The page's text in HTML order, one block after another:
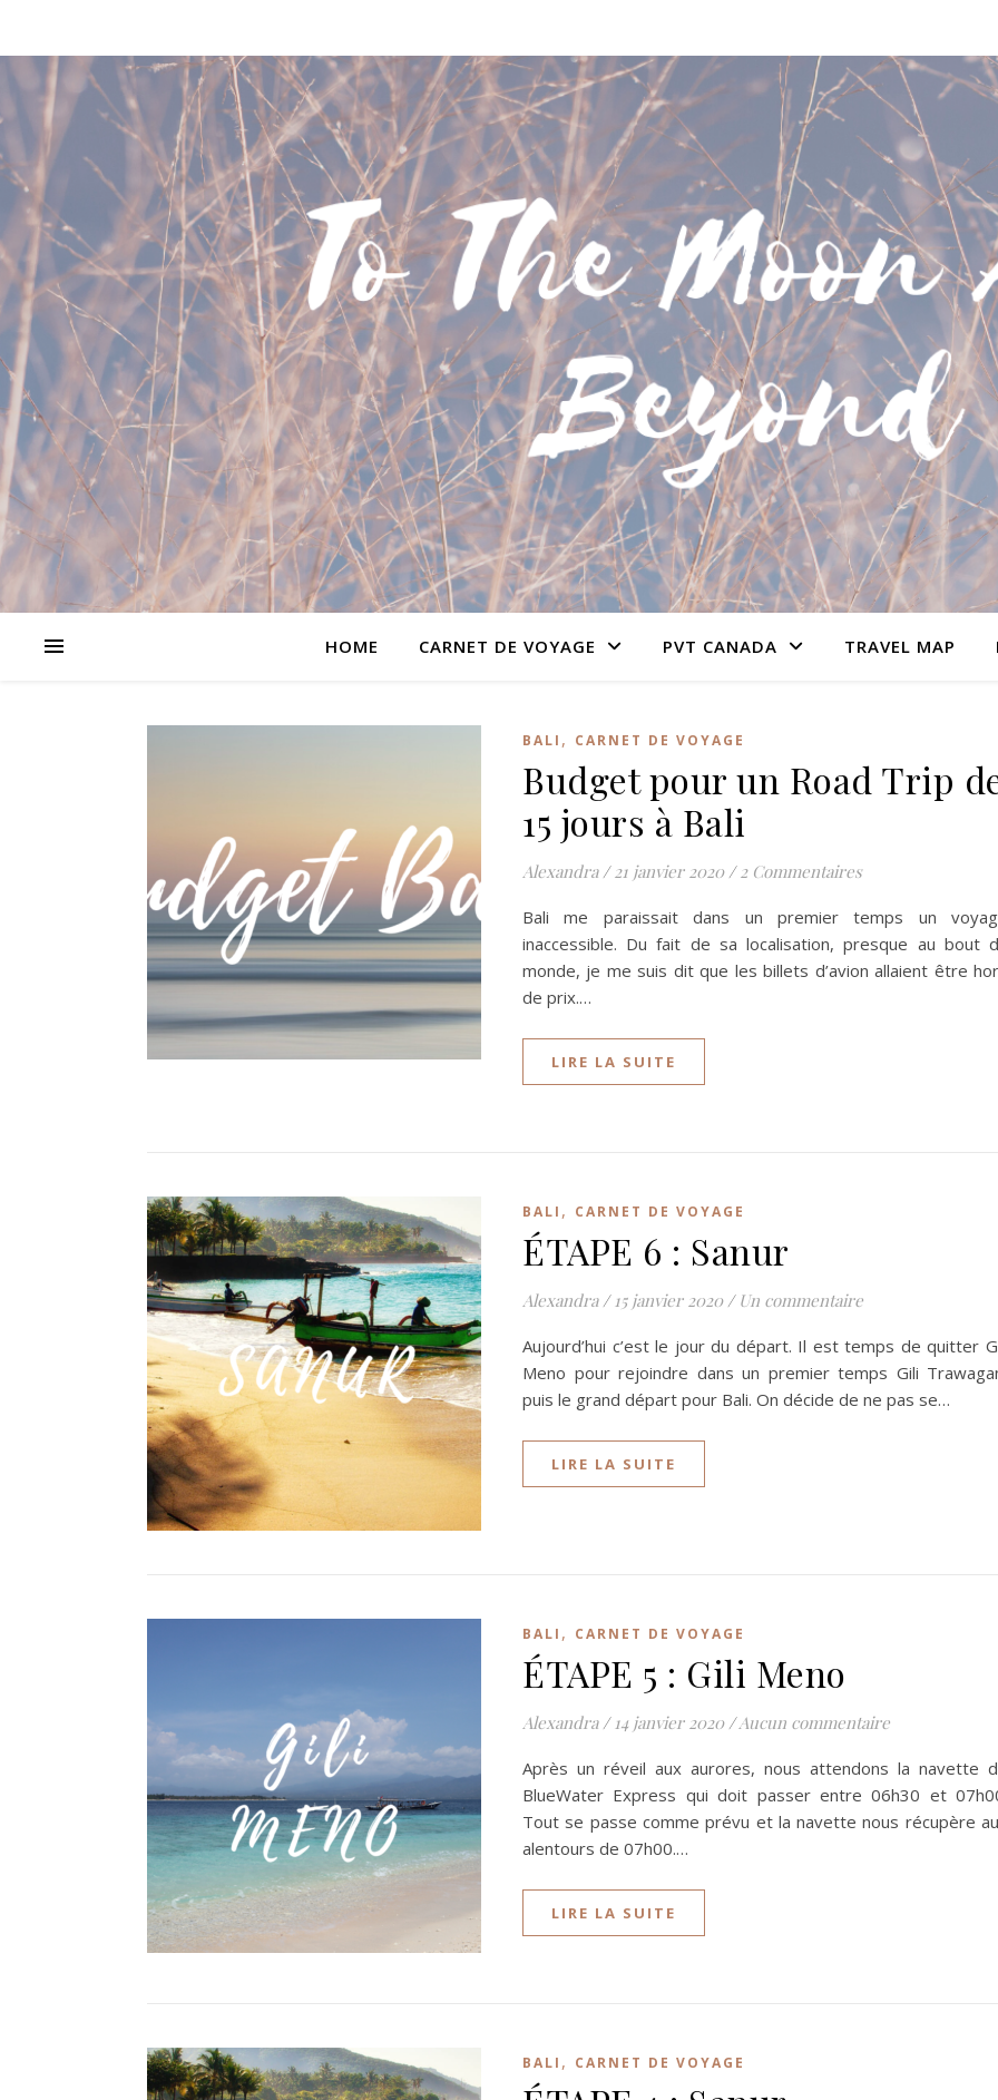
HOME CARNET DE VOYAGE PVT CANADA TRAVEL MAP
BALI , CARNET DE VOYAGE
Budget pour un Road Trip
15 jours à Bali
Alexandra / 21 janvier 2020 / 2 Commentaires
Bali me paraissait dans un premier temps un
inaccessible. Du fait de sa localisation, presque au bout
monde, je me suis dit que les billets d’avion allaient être
de prix.…
LIRE LA SUITE
BALI , CARNET DE VOYAGE
ÉTAPE 6 : Sanur
Alexandra / 15 janvier 2020 / Un commentaire
Aujourd’hui c’est le jour du départ. Il est temps de quitter
Meno pour rejoindre dans un premier temps Gili
puis le grand départ pour Bali. On décide de ne pas se…
LIRE LA SUITE
BALI , CARNET DE VOYAGE
ÉTAPE 5 : Gili Meno
Alexandra / 14 janvier 2020 /Aucun commentaire
Après un réveil aux aurores, nous attendons la navette
BlueWater Express qui doit passer entre 06h30 et
Tout se passe comme prévu et la navette nous récupère
alentours de 07h00.…
LIRE LA SUITE
BALI , CARNET DE VOYAGE